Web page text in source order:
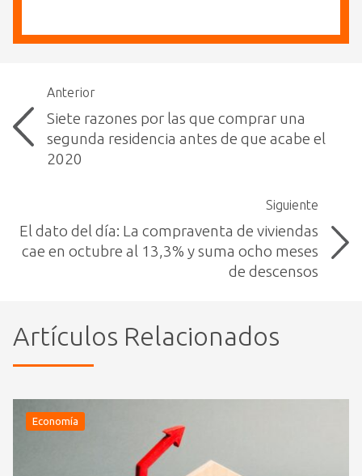
Anterior
Siete razones por las que comprar una
segunda residencia antes de que acabe el
2020
Siguiente
El dato del día: La compraventa de viviendas
cae en octubre al 13,3% y suma ocho meses
de descensos
Artículos Relacionados
Economía